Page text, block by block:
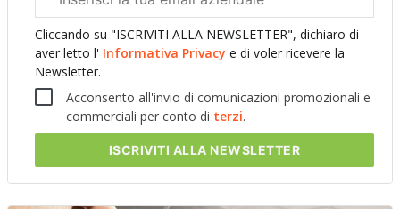
aziendale
Cliccando su "ISCRIVITI ALLA NEWSLETTER", dichiaro di
aver letto l' Informativa Privacy e di voler ricevere la
Newsletter.
Acconsento all'invio di comunicazioni promozionali e
commerciali per conto di terzi.
ISCRIVITI ALLA NEWSLETTER